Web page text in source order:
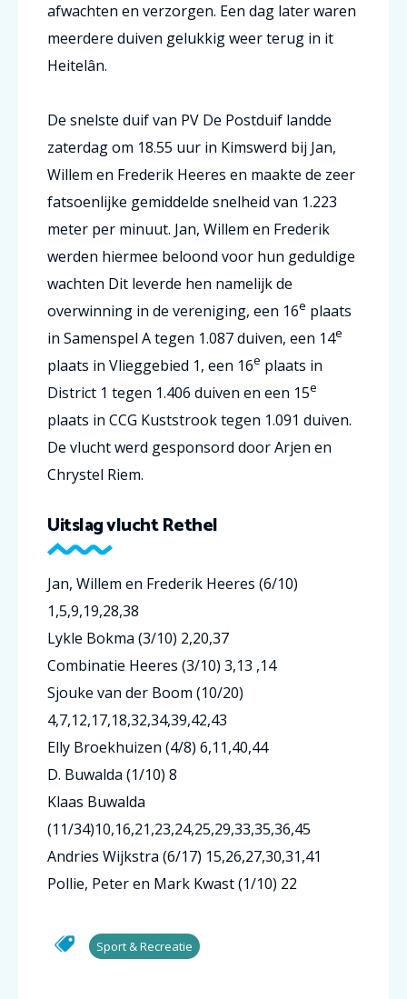
afwachten en verzorgen. Een dag later waren
meerdere duiven gelukkig weer terug in it
Heitelân.
De snelste duif van PV De Postduif landde
zaterdag om 18.55 uur in Kimswerd bij Jan,
Willem en Frederik Heeres en maakte de zeer
fatsoenlijke gemiddelde snelheid van 1.223
meter per minuut. Jan, Willem en Frederik
werden hiermee beloond voor hun geduldige
wachten Dit leverde hen namelijk de
overwinning in de vereniging, een 16e plaats
in Samenspel A tegen 1.087 duiven, een 14e
plaats in Vlieggebied 1, een 16e plaats in
District 1 tegen 1.406 duiven en een 15e
plaats in CCG Kuststrook tegen 1.091 duiven.
De vlucht werd gesponsord door Arjen en
Chrystel Riem.
Uitslag vlucht Rethel
Jan, Willem en Frederik Heeres (6/10)
1,5,9,19,28,38
Lykle Bokma (3/10) 2,20,37
Combinatie Heeres (3/10) 3,13 ,14
Sjouke van der Boom (10/20)
4,7,12,17,18,32,34,39,42,43
Elly Broekhuizen (4/8) 6,11,40,44
D. Buwalda (1/10) 8
Klaas Buwalda
(11/34)10,16,21,23,24,25,29,33,35,36,45
Andries Wijkstra (6/17) 15,26,27,30,31,41
Pollie, Peter en Mark Kwast (1/10) 22
Sport & Recreatie